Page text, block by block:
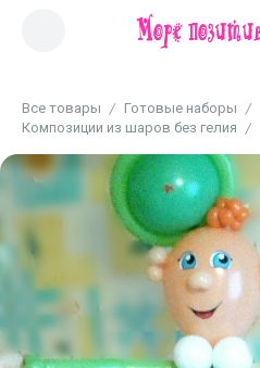
Все товары
Готовые наборы
Композиции из шаров без гелия